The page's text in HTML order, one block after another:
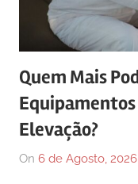
Quem Mais
Elevação?
On 6 de Agosto, 2026